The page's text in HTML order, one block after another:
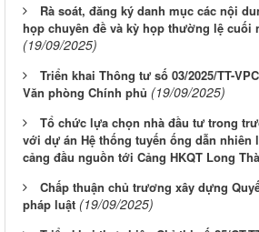
Rà soát, đăng ký danh mục các nội
họp chuyên đề và kỳ họp thường lệ cuối
(19/09/2025)
Triển khai Thông tư số 03/2025/TT-
Văn phòng Chính phủ (19/09/2025)
Tổ chức lựa chọn nhà đầu tư trong
với dự án Hệ thống tuyến ống dẫn nhiên
cảng đầu nguồn tới Cảng HKQT Long
Chấp thuận chủ trương xây dựng
pháp luật (19/09/2025)